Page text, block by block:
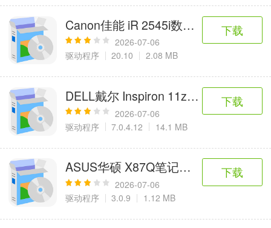
医疗健康
6千+款应用
母婴育儿
2百+款应用
趣味娱乐
3千+款应用
9百+款应用
Canon佳能 iR 2545i数码复合机UFR II
2026-07-06
驱动程序
20.10 2.08 MB
下载
DELL戴尔 Inspiron 11z笔记本触摸板
2026-07-06
驱动程序
7.0.4.12 14.1 MB
下载
ASUS华硕 X87Q笔记本 无线网络控
2026-07-06
驱动程序
3.0.9 1.12 MB
下载